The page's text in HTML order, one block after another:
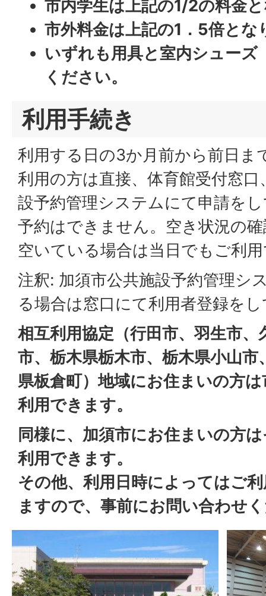
市内学生は上記の1/2の料金
市外料金は上記の1．5倍とな
いずれも用具と室内シューズ
ください。
利用手続き
利用する日の3か月前から前日ま
利用の方は直接、体育館受付窓
設予約管理システムにて申請を
予約はできません。空き状況の
空いている場合は当日でもご利
注釈: 加須市公共施設予約管理シ
る場合は窓口にて利用者登録を
相互利用協定（行田市、羽生市、
市、栃木県栃木市、栃木県小山市
県板倉町）地域にお住まいの方
利用できます。
同様に、加須市にお住まいの方
利用できます。
その他、利用日時によってはご
ますので、事前にお問い合わせ